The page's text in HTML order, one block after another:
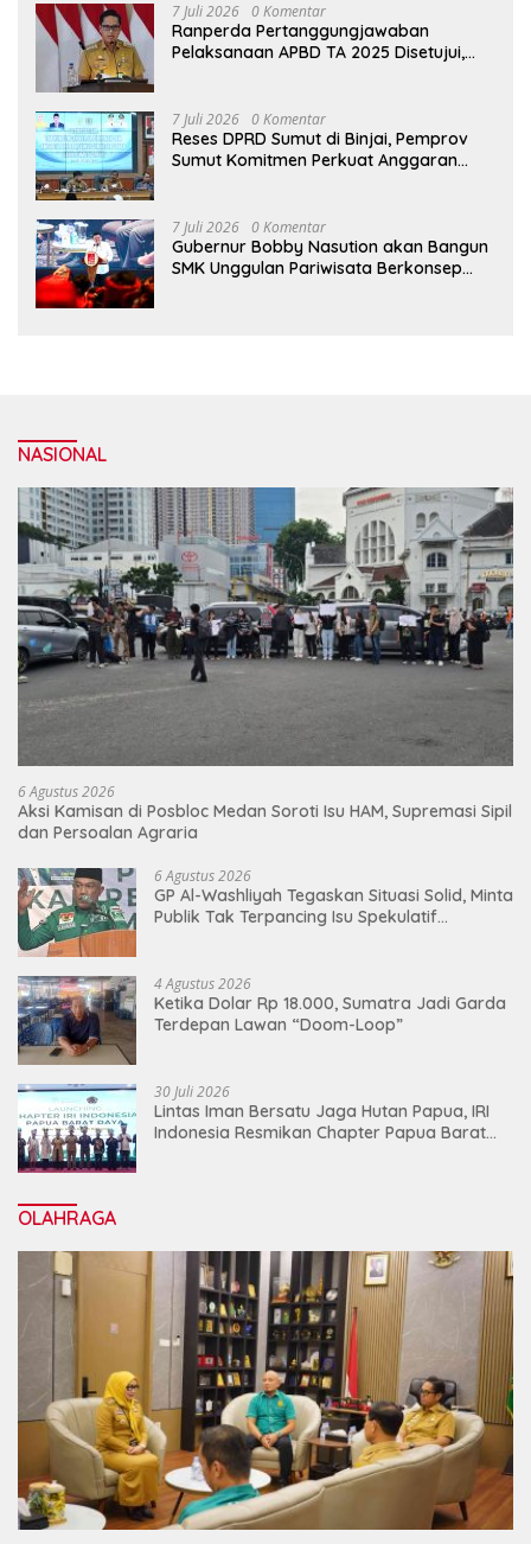
7 Juli 2026 0 Komentar
Ranperda Pertanggungjawaban
Pelaksanaan APBD TA 2025 Disetujui,
7 Juli 2026 0 Komentar
Reses DPRD Sumut di Binjai, Pemprov
Sumut Komitmen Perkuat Anggaran
7 Juli 2026 0 Komentar
Gubernur Bobby Nasution akan Bangun
SMK Unggulan Pariwisata Berkonsep
NASIONAL
6 Agustus 2026
Aksi Kamisan di Posbloc Medan Soroti Isu HAM, Supremasi Sipil
dan Persoalan Agraria
6 Agustus 2026
GP Al-Washliyah Tegaskan Situasi Solid, Minta
Publik Tak Terpancing Isu Spekulatif
4 Agustus 2026
Ketika Dolar Rp 18.000, Sumatra Jadi Garda
Terdepan Lawan “Doom-Loop”
30 Juli 2026
Lintas Iman Bersatu Jaga Hutan Papua, IRI
Indonesia Resmikan Chapter Papua Barat
OLAHRAGA